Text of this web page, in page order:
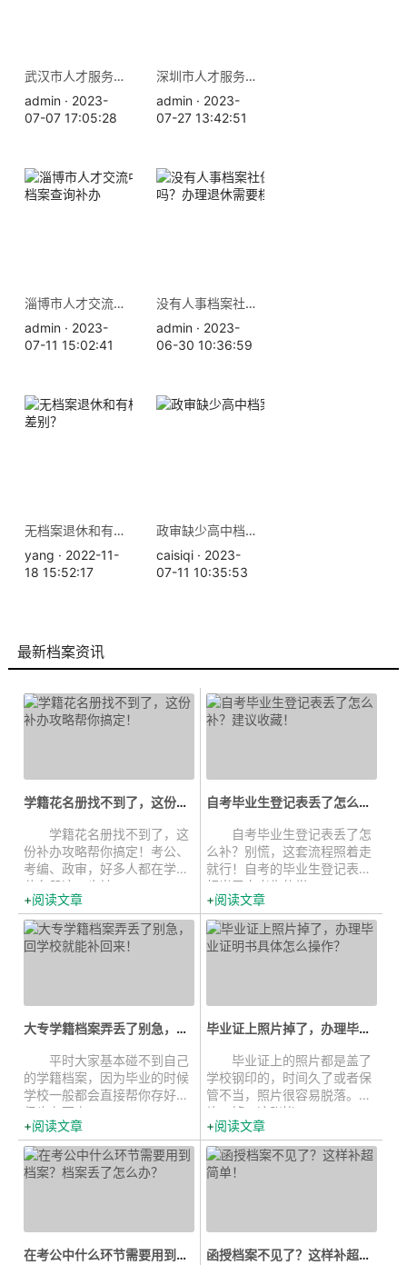
武汉市人才服务中心地址 档案查询补办
admin · 2023-
07-07 17:05:28
深圳市人才服务中心地址 档案补办查询
admin · 2023-
07-27 13:42:51
淄博市人才交流中心地址 档案查询补办
admin · 2023-
07-11 15:02:41
没有人事档案社保就白交了吗？办理退休需要档案吗
admin · 2023-
06-30 10:36:59
无档案退休和有档案退休的差别？
yang · 2022-11-
18 15:52:17
政审缺少高中档案怎么办
caisiqi · 2023-
07-11 10:35:53
最新档案资讯
学籍花名册找不到了，这份补办攻略...
学籍花名册找不到了，这
份补办攻略帮你搞定！考公、
考编、政审，好多人都在学籍
花名册这一步被...
阅读文章
自考毕业生登记表丢了怎么补？建议...
自考毕业生登记表丢了怎
么补？别慌，这套流程照着走
就行！自考的毕业生登记表，
相当于自考生的学...
阅读文章
大专学籍档案弄丢了别急，回学校就...
平时大家基本碰不到自己
的学籍档案，因为毕业的时候
学校一般都会直接帮你存好。
但也有不少...
阅读文章
毕业证上照片掉了，办理毕业证明书...
毕业证上的照片都是盖了
学校钢印的，时间久了或者保
管不当，照片很容易脱落。照
片一掉，这张毕...
阅读文章
在考公中什么环节需要用到档案？档... 函授档案不见了？这样补超简单！...